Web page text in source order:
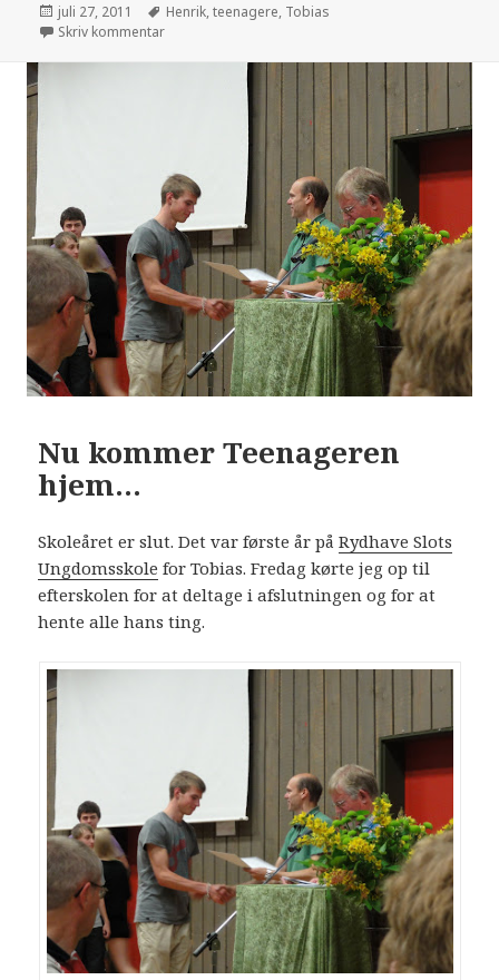
juli 27, 2011 Henrik,teenagere, Tobias
Skriv kommentar
Nu kommer Teenageren
hjem…
Skoleåret er slut. Det var første år påRydhave Slots
Ungdomsskole for Tobias. Fredag kørte jeg op til
efterskolen for at deltage i afslutningen og for at
hente alle hans ting.